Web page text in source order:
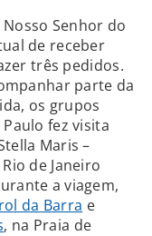
Senhor do
de receber
três pedidos.
parte da
os grupos
fez visita
Maris –
de Janeiro
a viagem,
da Barra e
, na Praia de